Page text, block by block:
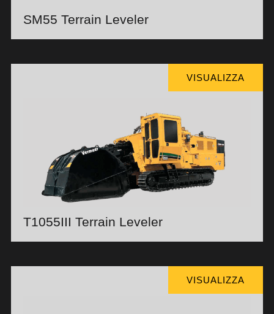
SM55 Terrain Leveler
VISUALIZZA
T1055III Terrain Leveler
VISUALIZZA